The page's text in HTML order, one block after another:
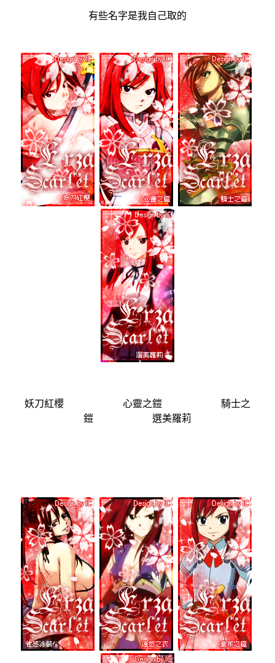
有些名字是我自己取的
妖刀紅櫻 心靈之鎧 騎士之
鎧 選美羅莉